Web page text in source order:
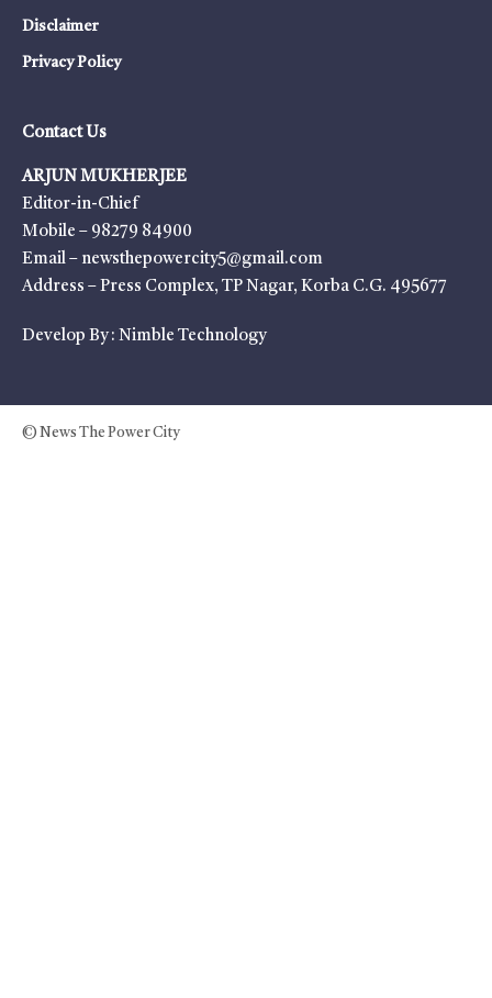
Disclaimer
Privacy Policy
Contact Us
ARJUN MUKHERJEE
Editor-in-Chief
Mobile – 98279 84900
Email – newsthepowercity5@gmail.com
Address – Press Complex, TP Nagar, Korba C.G. 495677
Develop By : Nimble Technology
© News The Power City